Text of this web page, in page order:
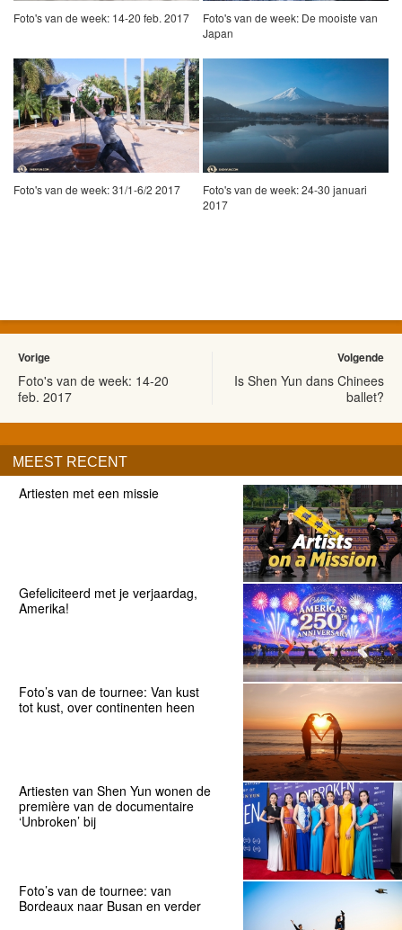
Foto's van de week: 14-20 feb. 2017
Foto's van de week: De mooiste van
Japan
Foto's van de week: 31/1-6/2 2017
Foto's van de week: 24-30 januari
2017
Vorige
Foto's van de week: 14-20
feb. 2017
Volgende
Is Shen Yun dans Chinees
ballet?
MEEST RECENT
Artiesten met een missie
Gefeliciteerd met je verjaardag,
Amerika!
Foto’s van de tournee: Van kust
tot kust, over continenten heen
Artiesten van Shen Yun wonen de
première van de documentaire
‘Unbroken’ bij
Foto’s van de tournee: van
Bordeaux naar Busan en verder